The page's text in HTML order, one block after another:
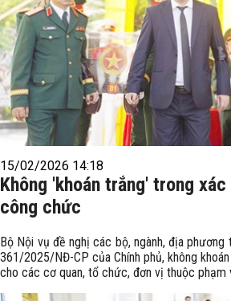
15/02/2026 14:18
Không 'khoán trắng' trong
công chức
Bộ Nội vụ đề nghị các bộ, ngành, địa
361/2025/NĐ-CP của Chính phủ, không
cho các cơ quan, tổ chức, đơn vị thuộc phạm